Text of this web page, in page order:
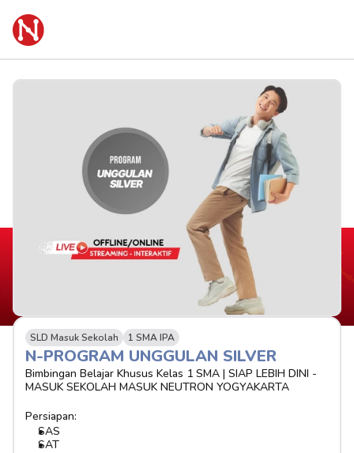
SLD Masuk Sekolah 1 SMA IPA
N-PROGRAM UNGGULAN SILVER
Bimbingan Belajar Khusus Kelas 1 SMA | SIAP LEBIH DINI -
MASUK SEKOLAH MASUK NEUTRON YOGYAKARTA
Persiapan:
SAS
SAT